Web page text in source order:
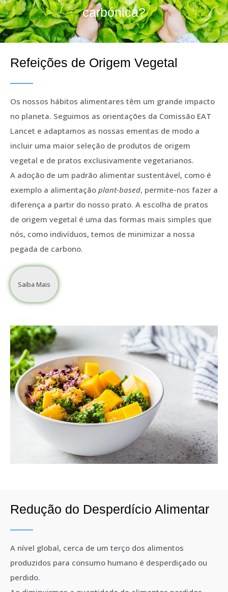
carbónica?
Refeições de Origem Vegetal
Os nossos hábitos alimentares têm um grande impacto
no planeta. Seguimos as orientações da Comissão EAT
Lancet e adaptamos as nossas ementas de modo a
incluir uma maior seleção de produtos de origem
vegetal e de pratos exclusivamente vegetarianos.
A adoção de um padrão alimentar sustentável, como é
exemplo a alimentação plant-based, permite-nos fazer a
diferença a partir do nosso prato. A escolha de pratos
de origem vegetal é uma das formas mais simples que
nós, como indivíduos, temos de minimizar a nossa
pegada de carbono.
Saiba Mais
Redução do Desperdício Alimentar
A nível global, cerca de um terço dos alimentos
produzidos para consumo humano é desperdiçado ou
perdido.